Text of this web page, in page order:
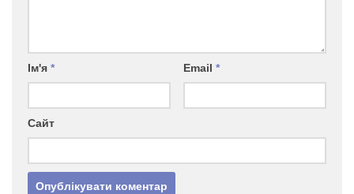
Ім'я * Email *
Сайт